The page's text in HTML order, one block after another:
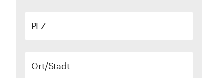
PLZ
Ort/Stadt